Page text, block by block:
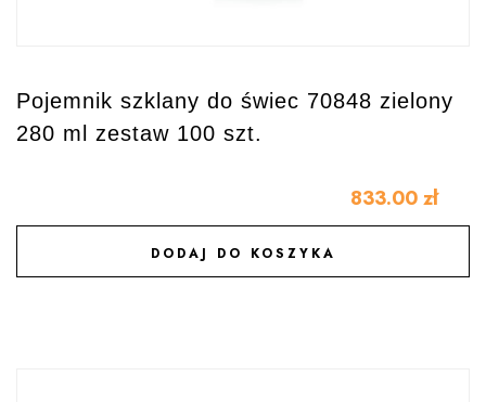
Pojemnik szklany do świec 70848 zielony
280 ml zestaw 100 szt.
833.00 zł
DODAJ DO KOSZYKA
DODAJ DO ULUBIONYCH